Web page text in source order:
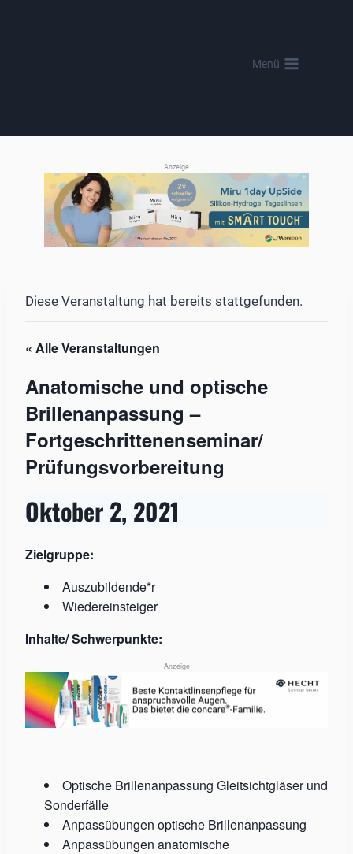
Menü
Anzeige
Diese Veranstaltung hat bereits stattgefunden.
« Alle Veranstaltungen
Anatomische und optische
Brillenanpassung –
Fortgeschrittenenseminar/
Prüfungsvorbereitung
Oktober 2, 2021
Zielgruppe:
Auszubildende*r
Wiedereinsteiger
Inhalte/ Schwerpunkte:
Anzeige
Optische Brillenanpassung Gleitsichtgläser und
Sonderfälle
Anpassübungen optische Brillenanpassung
Anpassübungen anatomische